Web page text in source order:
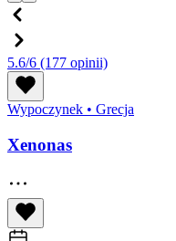
5.6/6 (177 opinii)
Wypoczynek • Grecja
Xenonas